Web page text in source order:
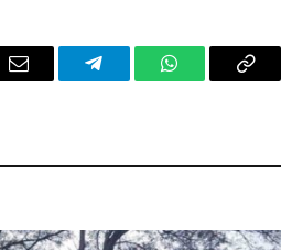
Email TelegramWhatsAppCopy